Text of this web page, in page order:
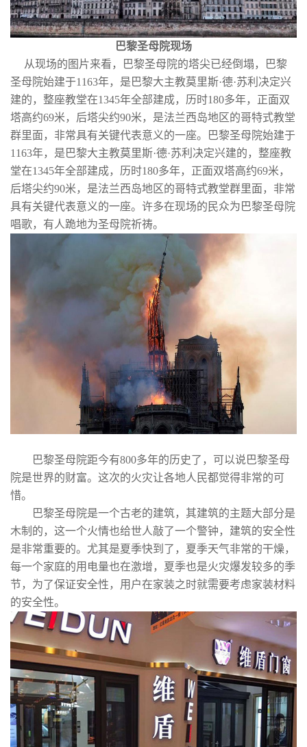
巴黎圣母院现场
从现场的图片来看，巴黎圣母院的塔尖已经倒塌，巴黎
圣母院始建于1163年，是巴黎大主教莫里斯·德·苏利决定兴
建的，整座教堂在1345年全部建成，历时180多年，正面双
塔高约69米，后塔尖约90米，是法兰西岛地区的哥特式教堂
群里面，非常具有关键代表意义的一座。巴黎圣母院始建于
1163年，是巴黎大主教莫里斯·德·苏利决定兴建的，整座教
堂在1345年全部建成，历时180多年，正面双塔高约69米，
后塔尖约90米，是法兰西岛地区的哥特式教堂群里面，非常
具有关键代表意义的一座。许多在现场的民众为巴黎圣母院
唱歌，有人跪地为圣母院祈祷。
巴黎圣母院距今有800多年的历史了，可以说巴黎圣母
院是世界的财富。这次的火灾让各地人民都觉得非常的可
惜。
巴黎圣母院是一个古老的建筑，其建筑的主题大部分是
木制的，这一个火情也给世人敲了一个警钟，建筑的安全性
是非常重要的。尤其是夏季快到了，夏季天气非常的干燥，
每一个家庭的用电量也在激增，夏季也是火灾爆发较多的季
节，为了保证安全性，用户在家装之时就需要考虑家装材料
的安全性。